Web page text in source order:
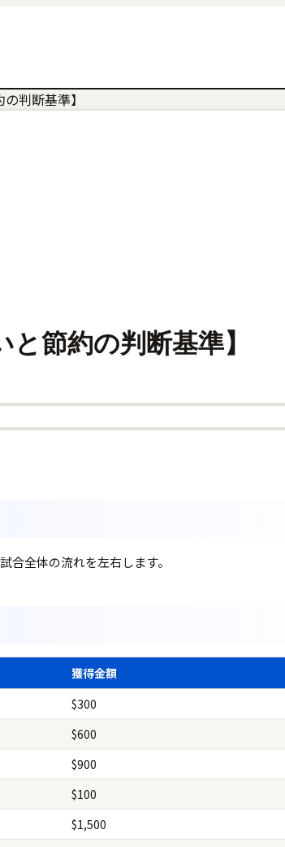
判断基準】
節約の判断基準】
合全体の流れを左右します。
獲得金額
$300
$600
$900
$100
$1,500